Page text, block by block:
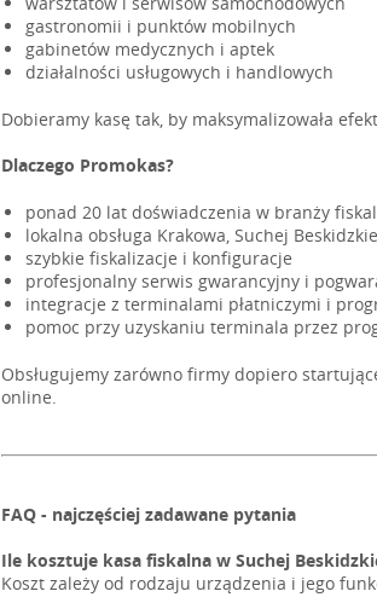
gastronomii i punktów mobilnych
gabinetów medycznych i aptek
działalności usługowych i handlowych
Dobieramy kasę tak, by maksymalizowała
Dlaczego Promokas?
ponad 20 lat doświadczenia w branży
lokalna obsługa Krakowa, Suchej
szybkie fiskalizacje i konfiguracje
profesjonalny serwis gwarancyjny i
integracje z terminalami płatniczymi i
pomoc przy uzyskaniu terminala przez
Obsługujemy zarówno firmy dopiero
online.
FAQ - najczęściej zadawane pytania
Ile kosztuje kasa fiskalna w Suchej
Koszt zależy od rodzaju urządzenia i jego